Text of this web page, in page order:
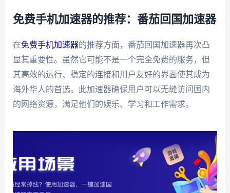
免费手机加速器的推荐：番茄回国加速器
在免费手机加速器的推荐方面，番茄回国加速器再次凸
显其重要性。虽然它可能不是一个完全免费的服务，但
其高效的运行、稳定的连接和用户友好的界面使其成为
海外华人的首选。此加速器确保用户可以无缝访问国内
的网络资源，满足他们的娱乐、学习和工作需求。